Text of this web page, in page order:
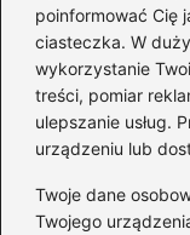
poinformować Cię
ciasteczka. W
wykorzystanie
treści, pomiar
ulepszanie usług.
urządzeniu lub
Twoje dane
Twojego
Czy można
kuchennego